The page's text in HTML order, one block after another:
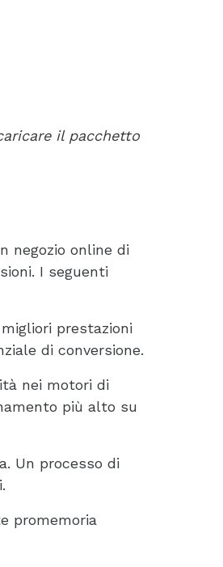
il pacchetto
negozio online di
I seguenti
prestazioni
di conversione.
nei motori di
più alto su
Un processo di
promemoria